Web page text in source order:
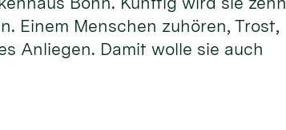
Einem Menschen zuhören, Trost,
Anliegen. Damit wolle sie auch